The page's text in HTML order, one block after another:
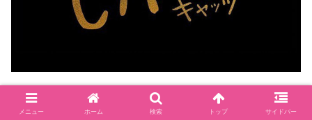
誰もが知る名作・ ミュージカルキャッツ 。
メニュー ホーム 検索 トップ サイドバー